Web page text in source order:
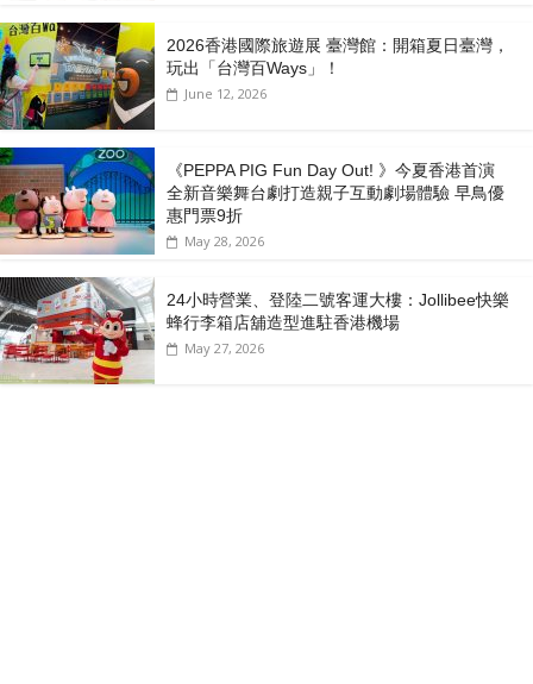
2026香港國際旅遊展 臺灣館：開箱夏日臺灣，
玩出「台灣百Ways」！
June 12, 2026
《PEPPA PIG Fun Day Out! 》今夏香港首演
全新音樂舞台劇打造親子互動劇場體驗 早鳥優
惠門票9折
May 28, 2026
24小時營業、登陸二號客運大樓：Jollibee快樂
蜂行李箱店舖造型進駐香港機場
May 27, 2026